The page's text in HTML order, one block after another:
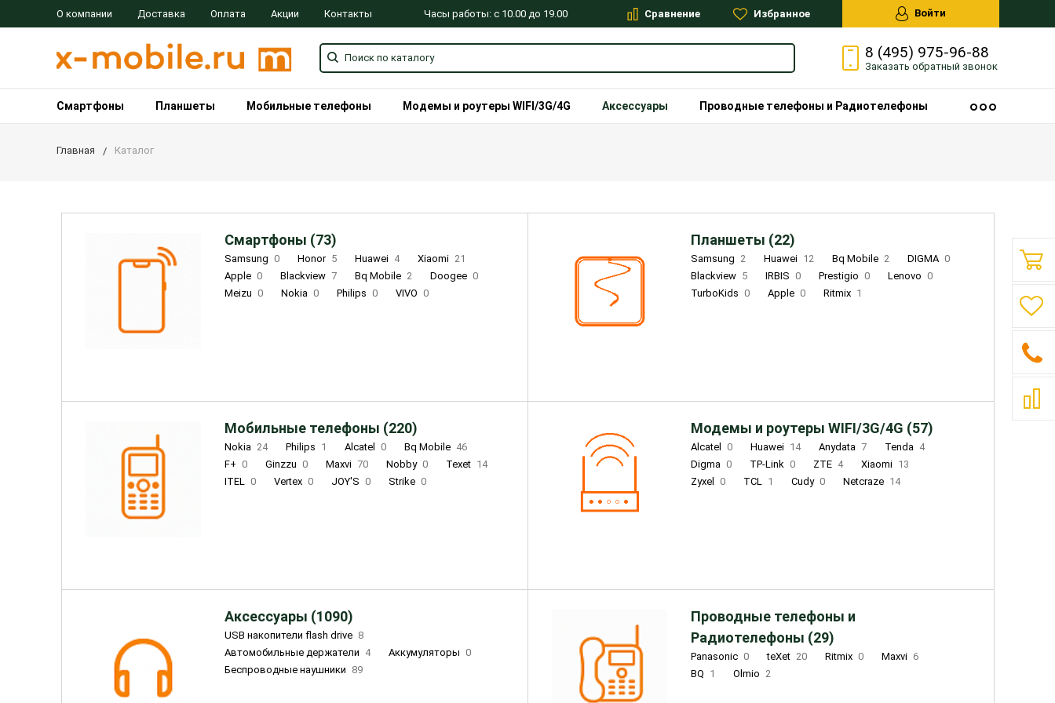
О компании Доставка Оплата Акции Контакты Часы работы: с 10.00 до 19.00 Сравнение Избранное Войти
8 (495) 975-96-88
Заказать обратный звонок
Смартфоны Планшеты Мобильные телефоны Модемы и роутеры WIFI/3G/4G Аксессуары Проводные телефоны и Радиотелефоны
Главная Каталог
Смартфоны (73)
Samsung 0 Honor 5 Huawei 4 Xiaomi 21
Apple 0 Blackview 7 Bq Mobile 2 Doogee 0
Meizu 0 Nokia 0 Philips 0 VIVO 0
Планшеты (22)
Samsung 2 Huawei 12 Bq Mobile 2 DIGMA 0
Blackview 5 IRBIS 0 Prestigio 0 Lenovo 0
TurboKids 0 Apple 0 Ritmix 1
Мобильные телефоны (220)
Nokia 24 Philips 1 Alcatel 0 Bq Mobile 46
F+ 0 Ginzzu 0 Maxvi 70 Nobby 0 Texet 14
ITEL 0 Vertex 0 JOY'S 0 Strike 0
Модемы и роутеры WIFI/3G/4G (57)
Alcatel 0 Huawei 14 Anydata 7 Tenda 4
Digma 0 TP-Link 0 ZTE 4 Xiaomi 13
Zyxel
0 TCL 1 Cudy 0 Netcraze 14
Аксессуары (1090)
USB накопители flash drive 8
Автомобильные держатели 4 Аккумуляторы 0
Беспроводные наушники 89
Проводные телефоны и
Радиотелефоны (29)
Panasonic 0 teXet 20 Ritmix 0 Maxvi 6
BQ 1 Olmio 2